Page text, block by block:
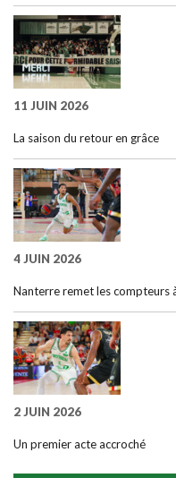
11 JUIN 2026
La saison du retour en grâce
4 JUIN 2026
Nanterre remet les compteurs
2 JUIN 2026
Un premier acte accroché